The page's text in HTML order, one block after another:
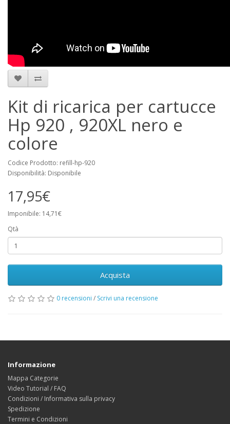
Kit di ricarica per cartucce
Hp 920 , 920XL nero e
colore
Codice Prodotto: refill-hp-920
Disponibilità: Disponibile
17,95€
Imponibile: 14,71€
Qtà
Acquista
0 recensioni / Scrivi una recensione
Informazione
Mappa Categorie
Video Tutorial / FAQ
Condizioni / Informativa sulla privacy
Spedizione
Termini e Condizioni